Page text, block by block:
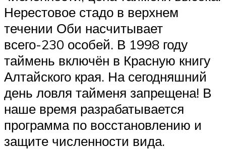
Нерестовое стадо в верхнем
течении Оби насчитывает
всего-230 особей. В 1998 году
таймень включён в Красную книгу
Алтайского края. На сегодняшний
день ловля тайменя запрещена! В
наше время разрабатывается
программа по восстановлению и
защите численности вида.